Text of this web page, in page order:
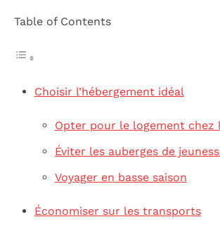
Table of Contents
Choisir l’hébergement idéal
Opter pour le logement chez
Éviter les auberges de
Voyager en basse saison
Économiser sur les transports